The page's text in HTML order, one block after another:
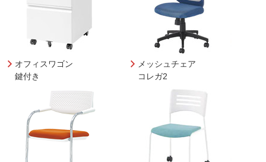
オフィスワゴン
鍵付き
メッシュチェア
コレガ2